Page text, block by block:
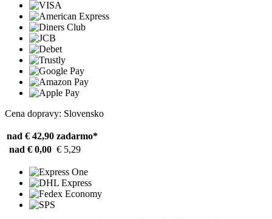
Cena dopravy: Slovensko
nad € 42,90 zadarmo*
nad € 0,00 € 5,29